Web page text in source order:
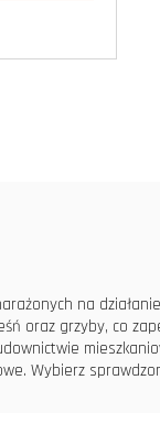
na
oraz grzyby, co
Wybierz